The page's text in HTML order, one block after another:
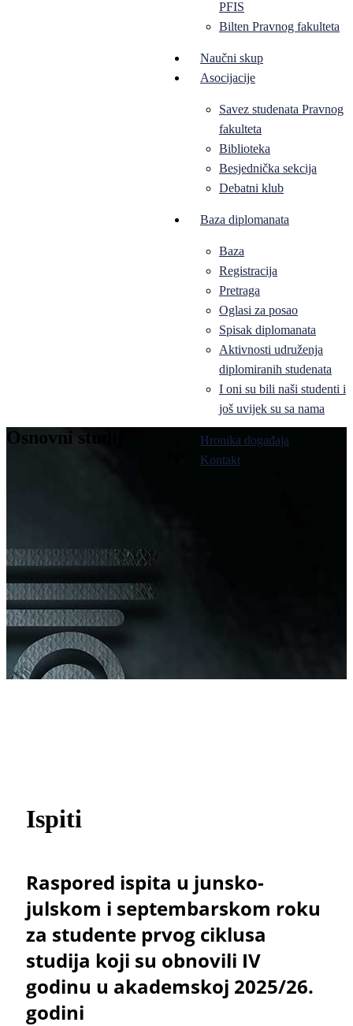
PFIS
Bilten Pravnog fakulteta
Naučni skup
Asocijacije
Savez studenata Pravnog
fakulteta
Biblioteka
Besjednička sekcija
Debatni klub
Baza diplomanata
Baza
Registracija
Pretraga
Oglasi za posao
Spisak diplomanata
Aktivnosti udruženja
diplomiranih studenata
I oni su bili naši studenti i
još uvijek su sa nama
Hronika događaja
Kontakt
Osnovni studij
Ispiti
Raspored ispita u junsko-
julskom i septembarskom roku
za studente prvog ciklusa
studija koji su obnovili IV
godinu u akademskoj 2025/26.
godini